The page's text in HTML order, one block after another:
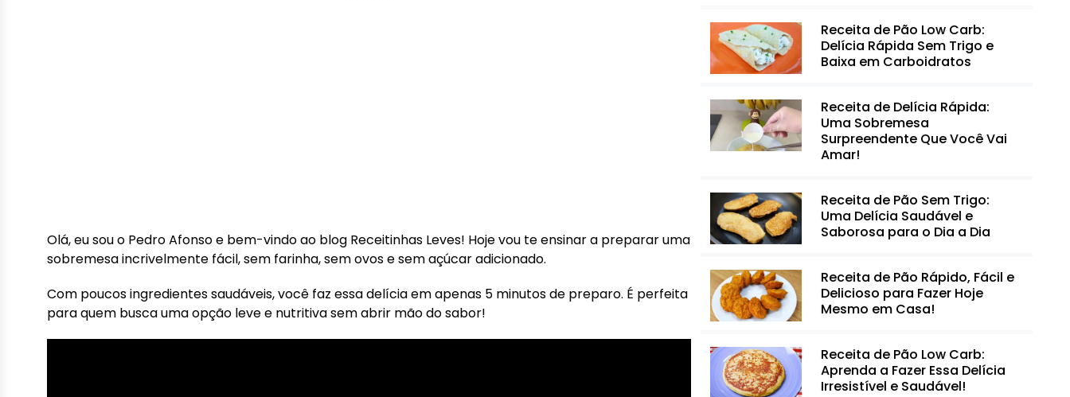
Olá, eu sou o Pedro Afonso e bem-vindo ao blog Receitinhas Leves! Hoje vou te ensinar a preparar uma
sobremesa incrivelmente fácil, sem farinha, sem ovos e sem açúcar adicionado.
Com poucos ingredientes saudáveis, você faz essa delícia em apenas 5 minutos de preparo. É perfeita
para quem busca uma opção leve e nutritiva sem abrir mão do sabor!
Receita de Pão Low Carb:
Delícia Rápida Sem Trigo e
Baixa em Carboidratos
Receita de Delícia Rápida:
Uma Sobremesa
Surpreendente Que Você Vai
Amar!
Receita de Pão Sem Trigo:
Uma Delícia Saudável e
Saborosa para o Dia a Dia
Receita de Pão Rápido, Fácil e
Delicioso para Fazer Hoje
Mesmo em Casa!
Receita de Pão Low Carb:
Aprenda a Fazer Essa Delícia
Irresistível e Saudável!